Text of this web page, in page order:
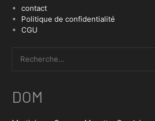
contact
Politique de confidentialité
CGU
DOM